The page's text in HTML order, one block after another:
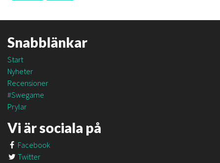
Snabblänkar
Start
Nyheter
Recensioner
#Swegame
Prylar
Vi är sociala på
Facebook
Twitter